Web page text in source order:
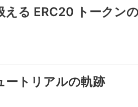
る ERC20 トークン
トリアルの軌跡